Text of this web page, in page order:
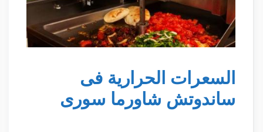
السعرات الحرارية فى
ساندوتش شاورما سورى